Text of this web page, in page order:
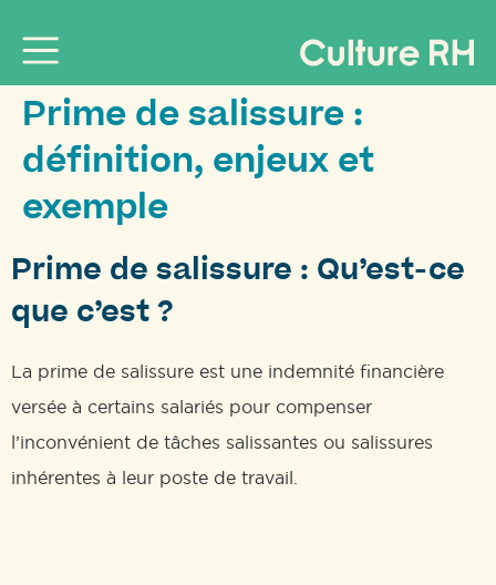
Prime de salissure :
définition, enjeux et
exemple
Prime de salissure : Qu’est-ce
que c’est ?
La prime de salissure est une indemnité financière
versée à certains salariés pour compenser
l’inconvénient de tâches salissantes ou salissures
inhérentes à leur poste de travail.